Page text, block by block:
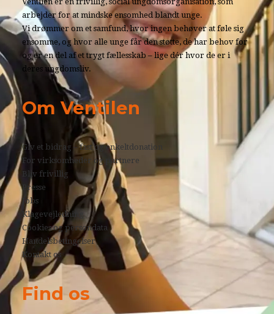
arbejder for at mindske ensomhed blandt unge.
Vi drømmer om et samfund, hvor ingen behøver at føle sig
ensomme, og hvor alle unge får den støtte, de har behov for
og er en del af et trygt fællesskab – lige dér hvor de er i
deres ungdomsliv.
Om Ventilen
Giv et bidrag – fast og enkeltdonation
For virksomheder og partnere
Bliv frivillig
Presse
Jobs
Klagevejledning
Cookies og persondata
Handelsbetingelser
Kontakt os
Find os